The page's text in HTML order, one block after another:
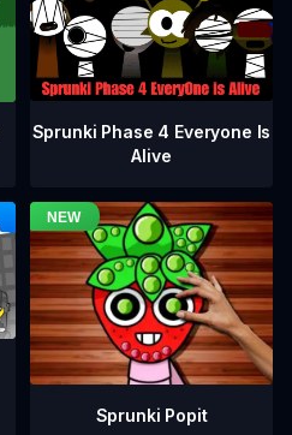
Sprunki Phase 4 Everyone Is
Alive
Sprunki Popit